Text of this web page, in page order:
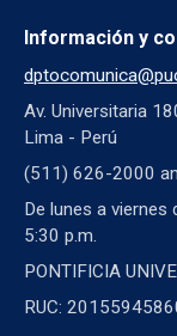
Información y
Av. Universitaria
Lima - Perú
(511) 626-2000
De lunes a viernes
5:30 p.m.
PONTIFICIA
RUC: